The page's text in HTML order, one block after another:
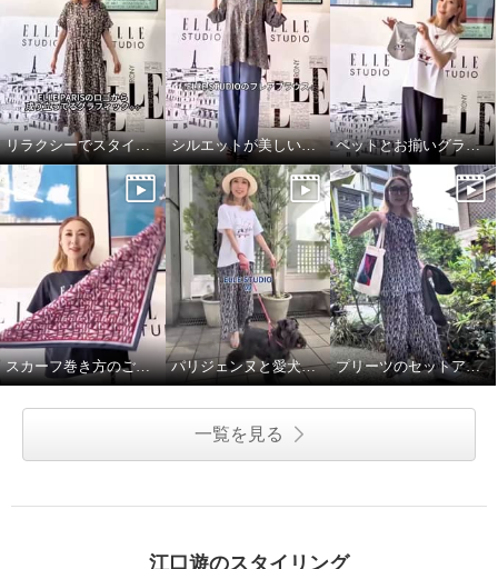
エル ステュディオ ＥＬＬＥオ
リジナル グラフィック プリーツ
チュニック
グリーン Ｓ
¥0
エル ステュディオ ＥＬＬＥオ
リジナル グラフィック プリーツ
パンツ
グリーン Ｓ
¥0
リラクシーでスタイルアップしてくれるワンピース♪ シルエットが美しいブラウス ペットとお揃いグラフィックTシャツ♪
スカーフ巻き方のご紹介です♪ パリジェンヌと愛犬のお散歩スタイル プリーツのセットアップで語学レッスンへ♪
一覧を見る
江口遊のスタイリング